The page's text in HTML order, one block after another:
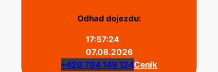
Odhad dojezdu:
17:57:25
07.08.2026
+420 704 149 124Ceník